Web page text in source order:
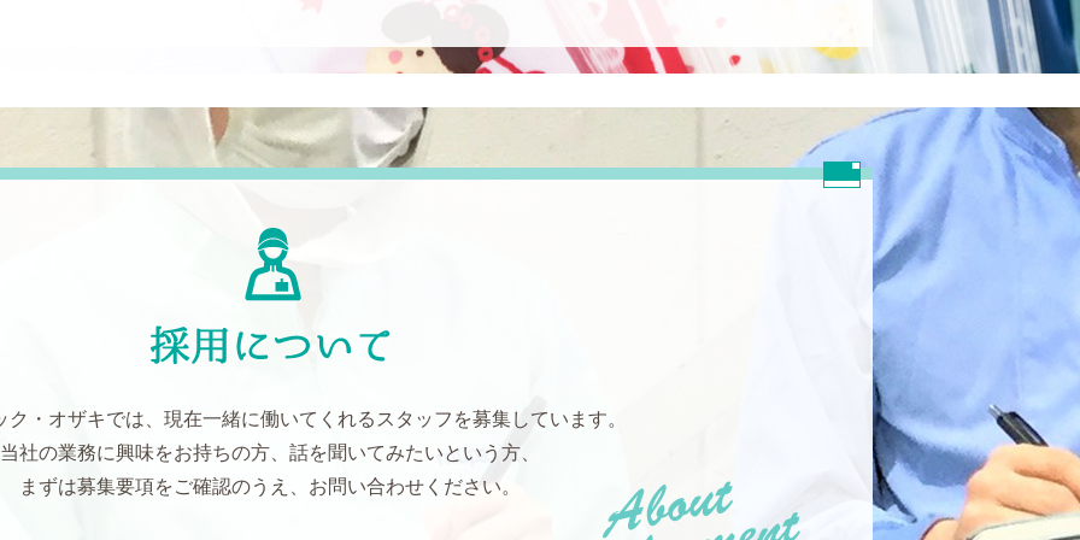
ク・オザキでは、現在一緒に働いてくれるスタッフを募集しています。
当社の業務に興味をお持ちの方、話を聞いてみたいという方、
まずは募集要項をご確認のうえ、お問い合わせください。